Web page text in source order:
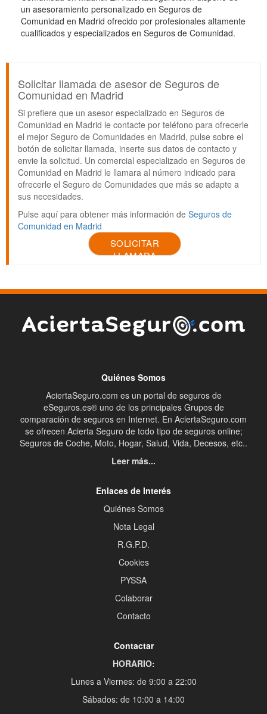
un asesoramiento personalizado en Seguros de
Comunidad en Madrid ofrecido por profesionales altamente
cualificados y especializados en Seguros de Comunidad.
Solicitar llamada de asesor de Seguros de
Comunidad en Madrid
Si prefiere que un asesor especializado en Seguros de
Comunidad en Madrid le contacte por teléfono para ofrecerle
el mejor Seguro de Comunidades en Madrid, pulse sobre el
botón de solicitar llamada, inserte sus datos de contacto y
envie la solicitud. Un comercial especializado en Seguros de
Comunidad en Madrid le llamara al número indicado para
ofrecerle el Seguro de Comunidades que más se adapte a
sus necesidades.
Pulse aquí para obtener más información de Seguros de
Comunidad en Madrid
SOLICITAR
LLAMADA
Quiénes Somos
AciertaSeguro.com es un portal de seguros de
eSeguros.es® uno de los principales Grupos de
comparación de seguros en Internet. En AciertaSeguro.com
se ofrecen Acierta Seguro de todo tipo de seguros online;
Seguros de Coche, Moto, Hogar, Salud, Vida, Decesos, etc..
Leer más...
Enlaces de Interés
Quiénes Somos
Nota Legal
R.G.P.D.
Cookies
PYSSA
Colaborar
Contacto
Contactar
HORARIO:
Lunes a Viernes: de 9:00 a 22:00
Sábados: de 10:00 a 14:00